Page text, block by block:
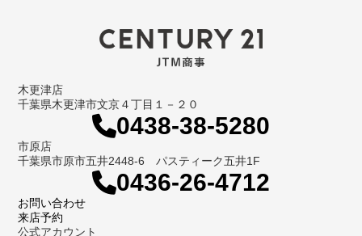
木更津店
千葉県木更津市文京４丁目１－２０
0438-38-5280
市原店
千葉県市原市五井2448-6 パスティーク五井1F
0436-26-4712
お問い合わせ
来店予約
公式アカウント